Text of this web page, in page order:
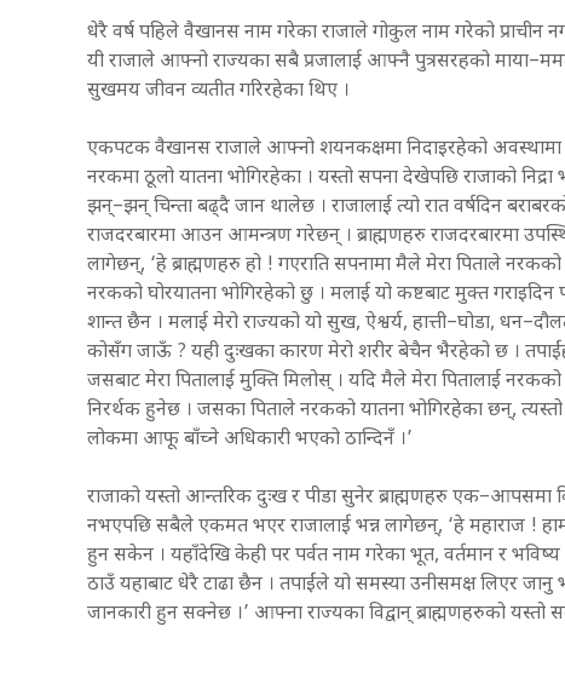
धेरै वर्ष पहिले वैखानस नाम गरेका राजाले गोकुल नाम गरेको प्राचीन
यी राजाले आफ्नो राज्यका सबै प्रजालाई आफ्नै पुत्रसरहको
सुखमय जीवन व्यतीत गरिरहेका थिए ।
एकपटक वैखानस राजाले आफ्नो शयनकक्षमा निदाइरहेको अवस्थामा
नरकमा ठूलो यातना भोगिरहेका । यस्तो सपना देखेपछि राजाको
झन्–झन् चिन्ता बढ्दै जान थालेछ । राजालाई त्यो रात वर्षदिन
राजदरबारमा आउन आमन्त्रण गरेछन् । ब्राह्मणहरु राजदरबारमा
लागेछन्, ‘हे ब्राह्मणहरु हो ! गएराति सपनामा मैले मेरा पिताले
नरकको घोरयातना भोगिरहेको छु । मलाई यो कष्टबाट मुक्त
शान्त छैन । मलाई मेरो राज्यको यो सुख, ऐश्वर्य, हात्ती–घोडा,
कोसँग जाऊँ ? यही दुःखका कारण मेरो शरीर बेचैन भैरहेको छ ।
जसबाट मेरा पितालाई मुक्ति मिलोस् । यदि मैले मेरा पितालाई
निरर्थक हुनेछ । जसका पिताले नरकको यातना भोगिरहेका छन्,
लोकमा आफू बाँच्ने अधिकारी भएको ठान्दिनँ ।’
राजाको यस्तो आन्तरिक दुःख र पीडा सुनेर ब्राह्मणहरु
नभएपछि सबैले एकमत भएर राजालाई भन्न लागेछन्, ‘हे महाराज !
हुन सकेन । यहाँदेखि केही पर पर्वत नाम गरेका भूत, वर्तमान र
ठाउँ यहाबाट धेरै टाढा छैन । तपाईंले यो समस्या उनीसमक्ष लिएर
जानकारी हुन सक्नेछ ।’ आफ्ना राज्यका विद्वान् ब्राह्मणहरुको